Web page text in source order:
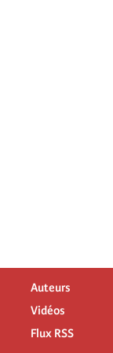
Auteurs
Vidéos
Flux RSS